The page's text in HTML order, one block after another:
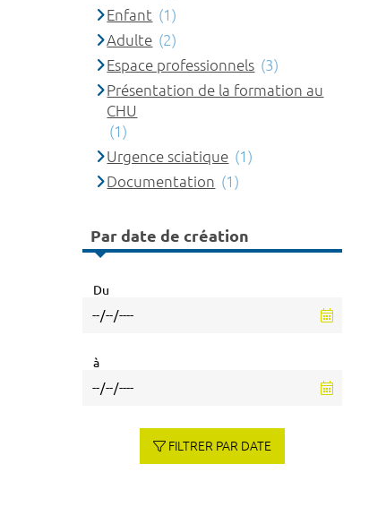
Enfant (1)
Adulte (2)
Espace professionnels (3)
Présentation de la formation au
CHU
(1)
Urgence sciatique (1)
Documentation (1)
Par date de création
Du
à
FILTRER PAR DATE